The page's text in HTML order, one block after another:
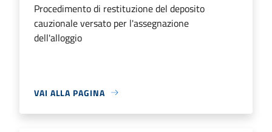
Procedimento di restituzione del deposito
cauzionale versato per l'assegnazione
dell'alloggio
VAI ALLA PAGINA